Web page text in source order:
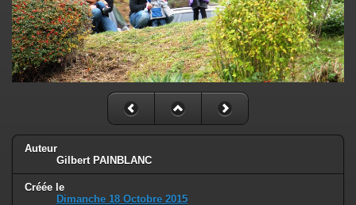
Auteur
Gilbert PAINBLANC
Créée le
Dimanche 18 Octobre 2015